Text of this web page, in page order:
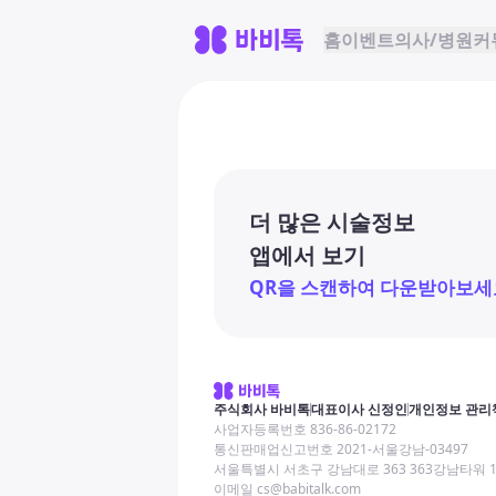
홈이벤트의사/병원커
더 많은 시술정보
앱에서 보기
QR을 스캔하여 다운받아보세
주식회사 바비톡대표이사 신정인개인정보 관리
사업자등록번호 836-86-02172
통신판매업신고번호 2021-서울강남-03497
서울특별시 서초구 강남대로 363 363강남타워
이메일 cs@babitalk.com